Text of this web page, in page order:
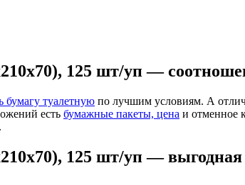
125 шт/уп —
бумагу туалетную по лучшим условиям. А
есть бумажные пакеты, цена и отменное
125 шт/уп —